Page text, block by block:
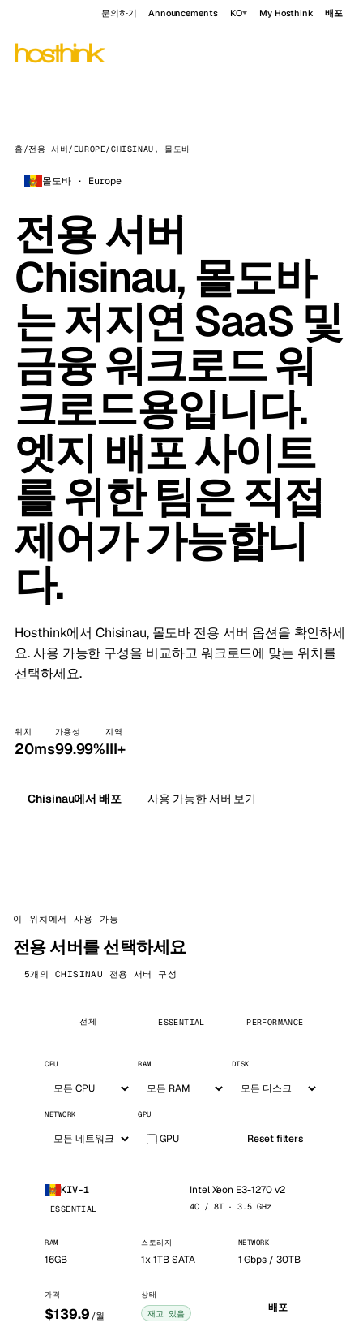
문의하기 Announcements KO My Hosthink 배포
홈/전용 서버/EUROPE/CHISINAU, 몰도바
몰도바 · Europe
전용 서버
Chisinau, 몰도바
는 저지연 SaaS 및
금융 워크로드 워
크로드용입니다.
엣지 배포 사이트
를 위한 팀은 직접
제어가 가능합니
다.
Hosthink에서 Chisinau, 몰도바 전용 서버 옵션을 확인하세
요. 사용 가능한 구성을 비교하고 워크로드에 맞는 위치를
선택하세요.
위치
20ms
가용성
99.99%
지역
III+
Chisinau에서 배포 사용 가능한 서버 보기
이 위치에서 사용 가능
전용 서버를 선택하세요
5개의 CHISINAU 전용 서버 구성
전체 ESSENTIAL PERFORMANCE
CPU RAM DISK
NETWORK GPU
GPU Reset filters
KIV-1
ESSENTIAL
Intel Xeon E3-1270 v2
4C / 8T · 3.5 GHz
RAM
16GB
스토리지
1x 1TB SATA
NETWORK
1 Gbps / 30TB
가격
$139.9 /월
상태
재고 있음 배포